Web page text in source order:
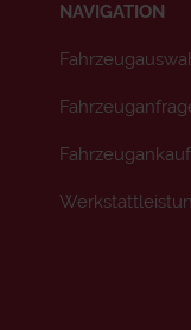
NAVIGATION
Fahrzeugankauf